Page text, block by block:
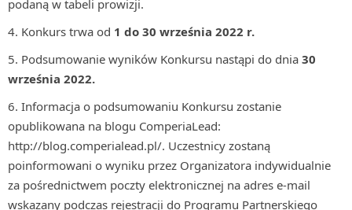
podaną w tabeli prowizji.
Konkurs trwa od 1 do 30 września 2022 r.
Podsumowanie wyników Konkursu nastąpi do dnia 30
września 2022.
Informacja o podsumowaniu Konkursu zostanie
opublikowana na blogu ComperiaLead:
http://blog.comperialead.pl/. Uczestnicy zostaną
poinformowani o wyniku przez Organizatora indywidualnie
za pośrednictwem poczty elektronicznej na adres e-mail
wskazany podczas rejestracji do Programu Partnerskiego